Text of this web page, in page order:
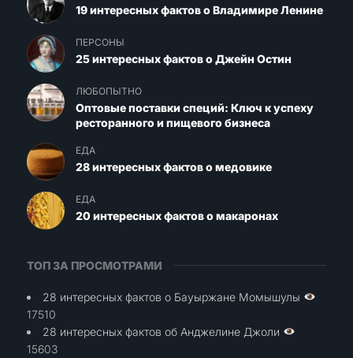
19 интересных фактов о Владимире Ленине
ПЕРСОНЫ
25 интересных фактов о Джейн Остин
ЛЮБОПЫТНО
Оптовые поставки специй: Ключ к успеху
ресторанного и пищевого бизнеса
ЕДА
28 интересных фактов о медовике
ЕДА
20 интересных фактов о макаронах
ТОП ЗА ПРОСМОТРАМИ
28 интересных фактов о Бауыржане Момышулы
17510
28 интересных фактов об Анджелине Джоли
15603